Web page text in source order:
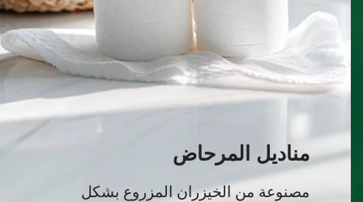
مناديل المرحاض
مصنوعة من الخيزران المزروع بشكل